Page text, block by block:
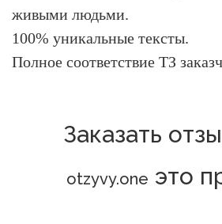
живыми людьми.
100% уникальные тексты.
Полное соответствие ТЗ
Заказать
otzyvy.one это